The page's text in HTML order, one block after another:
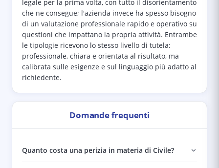
legale per la prima volta, con tutto il disorientamento
che ne consegue; l'azienda invece ha spesso bisogno
di un valutazione professionale rapido e operativo su
questioni che impattano la propria attività. Entrambe
le tipologie ricevono lo stesso livello di tutela:
professionale, chiara e orientata al risultato, ma
calibrata sulle esigenze e sul linguaggio più adatto al
richiedente.
Domande frequenti
Quanto costa una perizia in materia di Civile?